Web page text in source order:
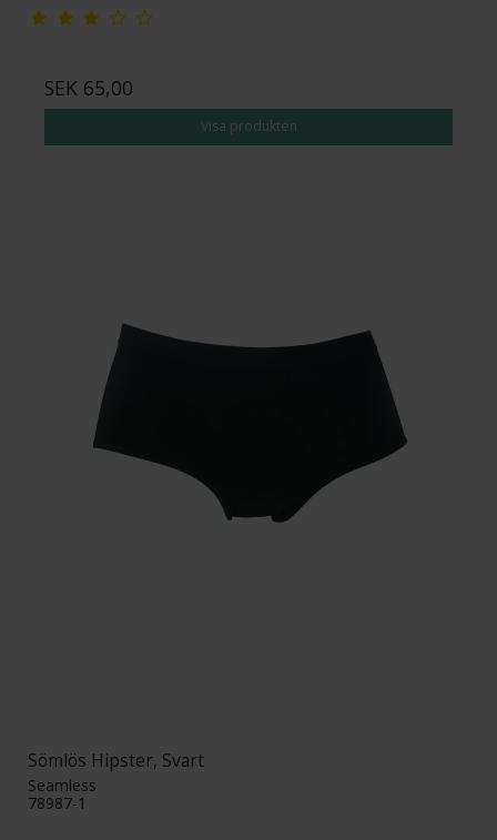
SEK 65,00
Visa produkten
Sömlös Hipster, Svart
Seamless
78987-1